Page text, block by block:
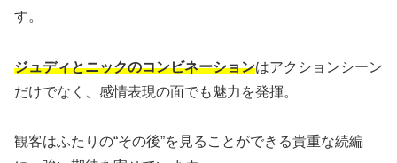
す。
ジュディとニックのコンビネーションはアクションシーン
だけでなく、感情表現の面でも魅力を発揮。
観客はふたりの“その後”を見ることができる貴重な続編